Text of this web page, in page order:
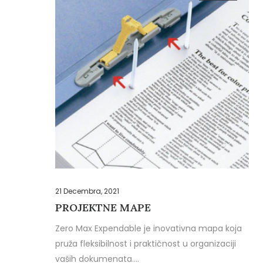
21 Decembra, 2021
PROJEKTNE MAPE
Zero Max Expendable je inovativna mapa koja
pruža fleksibilnost i praktičnost u organizaciji
vaših dokumenata.…